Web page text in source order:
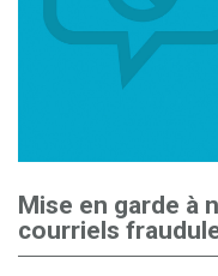
Mise en garde à
courriels